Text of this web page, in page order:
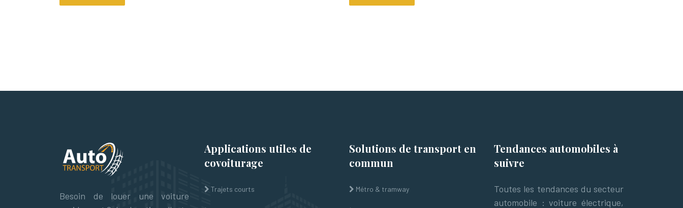
Besoin de louer une voiture
Applications utiles de
covoiturage
Trajets courts
Solutions de transport en
commun
Métro & tramway
Tendances automobiles à
suivre
Toutes les tendances du secteur
automobile : voiture électrique,